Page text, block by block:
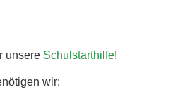
unsere Schulstarthilfe!
wir: